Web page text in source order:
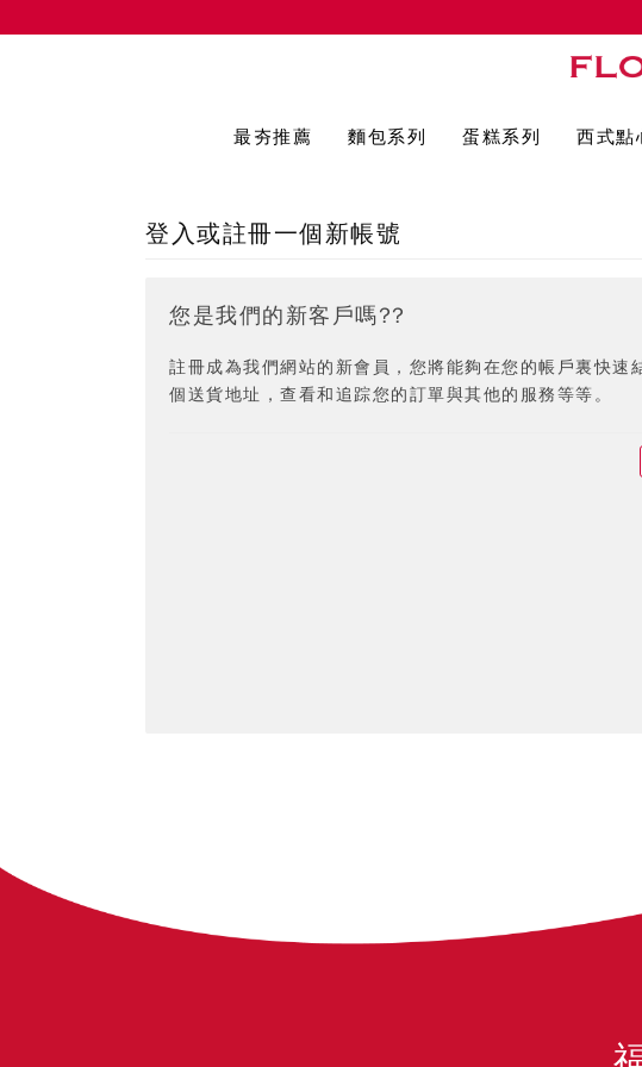
最夯推薦 麵包系列 蛋糕系列 西式點
登入或註冊一個新帳號
您是我們的新客戶嗎??
註冊成為我們網站的新會員，您將能夠在您的帳戶裏快速
個送貨地址，查看和追踪您的訂單與其他的服務等等。